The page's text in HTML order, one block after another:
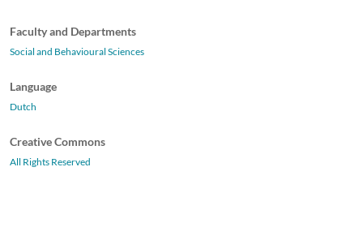
Faculty and Departments
Social and Behavioural Sciences
Language
Dutch
Creative Commons
All Rights Reserved